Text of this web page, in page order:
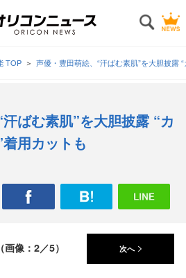
TOP 声優・豊田萌絵、“汗ばむ素肌”を大胆披露
ばむ素肌”を大胆披露 “カ
用カットも
（画像：2／5） 次へ